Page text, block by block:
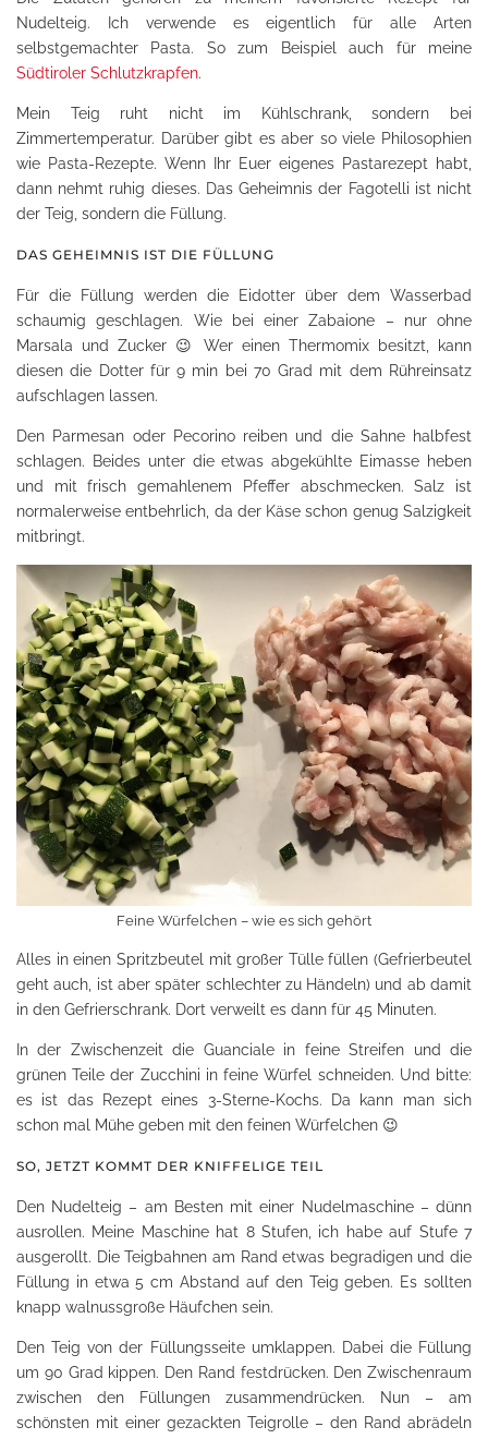
Nudelteig. Ich verwende es eigentlich für alle Arten
selbstgemachter Pasta. So zum Beispiel auch für meine
Südtiroler Schlutzkrapfen.
Mein Teig ruht nicht im Kühlschrank, sondern bei
Zimmertemperatur. Darüber gibt es aber so viele Philosophien
wie Pasta-Rezepte. Wenn Ihr Euer eigenes Pastarezept habt,
dann nehmt ruhig dieses. Das Geheimnis der Fagotelli ist nicht
der Teig, sondern die Füllung.
DAS GEHEIMNIS IST DIE FÜLLUNG
Für die Füllung werden die Eidotter über dem Wasserbad
schaumig geschlagen. Wie bei einer Zabaione – nur ohne
Marsala und Zucker 😉 Wer einen Thermomix besitzt, kann
diesen die Dotter für 9 min bei 70 Grad mit dem Rühreinsatz
aufschlagen lassen.
Den Parmesan oder Pecorino reiben und die Sahne halbfest
schlagen. Beides unter die etwas abgekühlte Eimasse heben
und mit frisch gemahlenem Pfeffer abschmecken. Salz ist
normalerweise entbehrlich, da der Käse schon genug Salzigkeit
mitbringt.
Feine Würfelchen – wie es sich gehört
Alles in einen Spritzbeutel mit großer Tülle füllen (Gefrierbeutel
geht auch, ist aber später schlechter zu Händeln) und ab damit
in den Gefrierschrank. Dort verweilt es dann für 45 Minuten.
In der Zwischenzeit die Guanciale in feine Streifen und die
grünen Teile der Zucchini in feine Würfel schneiden. Und bitte:
es ist das Rezept eines 3-Sterne-Kochs. Da kann man sich
schon mal Mühe geben mit den feinen Würfelchen 😉
SO, JETZT KOMMT DER KNIFFELIGE TEIL
Den Nudelteig – am Besten mit einer Nudelmaschine – dünn
ausrollen. Meine Maschine hat 8 Stufen, ich habe auf Stufe 7
ausgerollt. Die Teigbahnen am Rand etwas begradigen und die
Füllung in etwa 5 cm Abstand auf den Teig geben. Es sollten
knapp walnussgroße Häufchen sein.
Den Teig von der Füllungsseite umklappen. Dabei die Füllung
um 90 Grad kippen. Den Rand festdrücken. Den Zwischenraum
zwischen den Füllungen zusammendrücken. Nun – am
schönsten mit einer gezackten Teigrolle – den Rand abrädeln